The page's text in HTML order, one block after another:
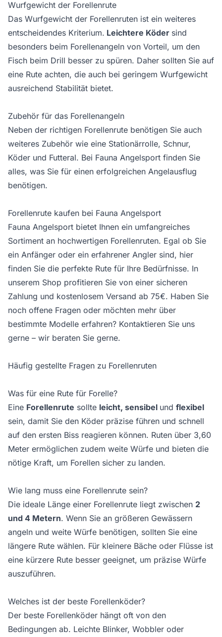
Wurfgewicht der Forellenrute
Das Wurfgewicht der Forellenruten ist ein weiteres
entscheidendes Kriterium. Leichtere Köder sind
besonders beim Forellenangeln von Vorteil, um den
Fisch beim Drill besser zu spüren. Daher sollten Sie auf
eine Rute achten, die auch bei geringem Wurfgewicht
ausreichend Stabilität bietet.
Zubehör für das Forellenangeln
Neben der richtigen Forellenrute benötigen Sie auch
weiteres Zubehör wie eine Stationärrolle, Schnur,
Köder und Futteral. Bei Fauna Angelsport finden Sie
alles, was Sie für einen erfolgreichen Angelausflug
benötigen.
Forellenrute kaufen bei Fauna Angelsport
Fauna Angelsport bietet Ihnen ein umfangreiches
Sortiment an hochwertigen Forellenruten. Egal ob Sie
ein Anfänger oder ein erfahrener Angler sind, hier
finden Sie die perfekte Rute für Ihre Bedürfnisse. In
unserem Shop profitieren Sie von einer sicheren
Zahlung und kostenlosem Versand ab 75€. Haben Sie
noch offene Fragen oder möchten mehr über
bestimmte Modelle erfahren? Kontaktieren Sie uns
gerne – wir beraten Sie gerne.
Häufig gestellte Fragen zu Forellenruten
Was für eine Rute für Forelle?
Eine Forellenrute sollte leicht, sensibel und flexibel
sein, damit Sie den Köder präzise führen und schnell
auf den ersten Biss reagieren können. Ruten über 3,60
Meter ermöglichen zudem weite Würfe und bieten die
nötige Kraft, um Forellen sicher zu landen.
Wie lang muss eine Forellenrute sein?
Die ideale Länge einer Forellenrute liegt zwischen 2
und 4 Metern. Wenn Sie an größeren Gewässern
angeln und weite Würfe benötigen, sollten Sie eine
längere Rute wählen. Für kleinere Bäche oder Flüsse ist
eine kürzere Rute besser geeignet, um präzise Würfe
auszuführen.
Welches ist der beste Forellenköder?
Der beste Forellenköder hängt oft von den
Bedingungen ab. Leichte Blinker, Wobbler oder